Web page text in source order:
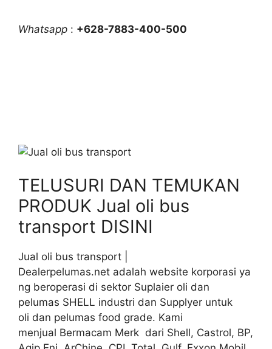
Whatsapp : +628-7883-400-500
TELUSURI DAN TEMUKAN
PRODUK Jual oli bus
transport DISINI
Jual oli bus transport |
Dealerpelumas.net adalah website korporasi ya
ng beroperasi di sektor Suplaier oli dan
pelumas SHELL industri dan Supplyer untuk
oli dan pelumas food grade. Kami
menjual Bermacam Merk dari Shell, Castrol, BP,